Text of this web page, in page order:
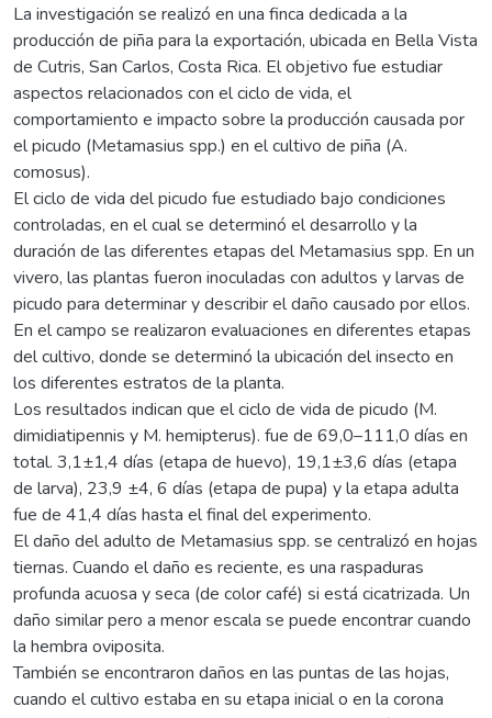
La investigación se realizó en una finca dedicada a la
producción de piña para la exportación, ubicada en Bella Vista
de Cutris, San Carlos, Costa Rica. El objetivo fue estudiar
aspectos relacionados con el ciclo de vida, el
comportamiento e impacto sobre la producción causada por
el picudo (Metamasius spp.) en el cultivo de piña (A.
comosus).
El ciclo de vida del picudo fue estudiado bajo condiciones
controladas, en el cual se determinó el desarrollo y la
duración de las diferentes etapas del Metamasius spp. En un
vivero, las plantas fueron inoculadas con adultos y larvas de
picudo para determinar y describir el daño causado por ellos.
En el campo se realizaron evaluaciones en diferentes etapas
del cultivo, donde se determinó la ubicación del insecto en
los diferentes estratos de la planta.
Los resultados indican que el ciclo de vida de picudo (M.
dimidiatipennis y M. hemipterus). fue de 69,0–111,0 días en
total. 3,1±1,4 días (etapa de huevo), 19,1±3,6 días (etapa
de larva), 23,9 ±4, 6 días (etapa de pupa) y la etapa adulta
fue de 41,4 días hasta el final del experimento.
El daño del adulto de Metamasius spp. se centralizó en hojas
tiernas. Cuando el daño es reciente, es una raspaduras
profunda acuosa y seca (de color café) si está cicatrizada. Un
daño similar pero a menor escala se puede encontrar cuando
la hembra oviposita.
También se encontraron daños en las puntas de las hojas,
cuando el cultivo estaba en su etapa inicial o en la corona